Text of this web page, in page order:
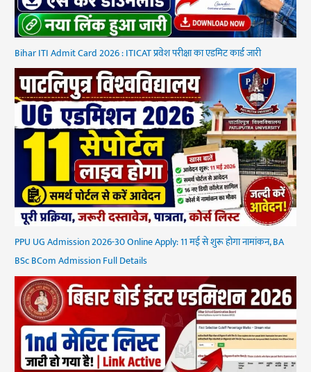
Bihar ITI Admit Card 2026 : ITICAT प्रवेश परीक्षा का एडमिट कार्ड जारी
PPU UG Admission 2026-30 Online Apply: 11 मई से शुरू होगा नामांकन, BA
BSc BCom Admission Full Details